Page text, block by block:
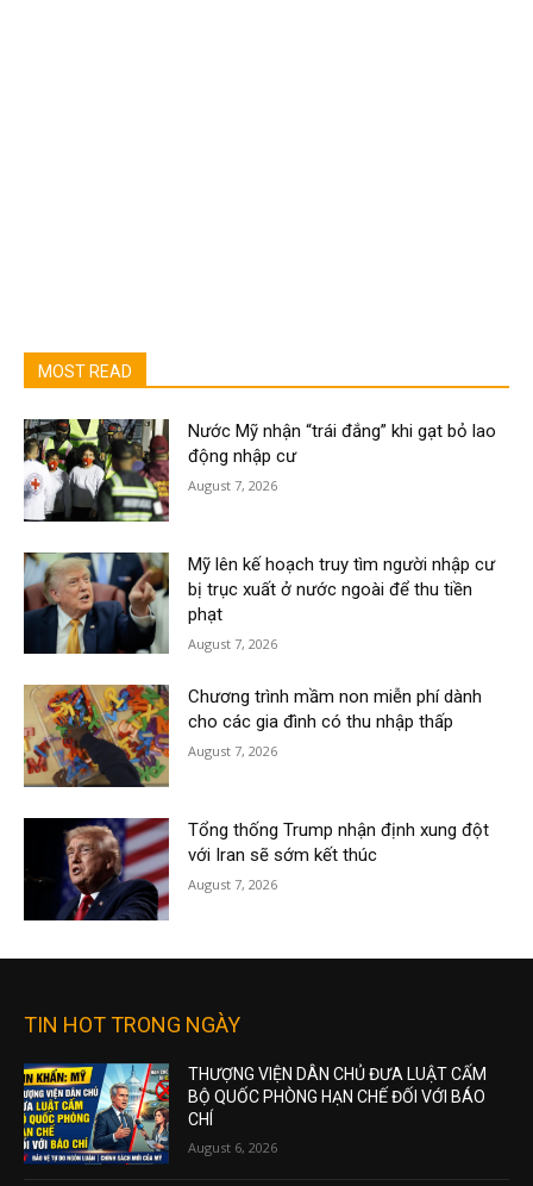
MOST READ
Nước Mỹ nhận “trái đắng” khi gạt bỏ lao
động nhập cư
August 7, 2026
Mỹ lên kế hoạch truy tìm người nhập cư
bị trục xuất ở nước ngoài để thu tiền
phạt
August 7, 2026
Chương trình mầm non miễn phí dành
cho các gia đình có thu nhập thấp
August 7, 2026
Tổng thống Trump nhận định xung đột
với Iran sẽ sớm kết thúc
August 7, 2026
TIN HOT TRONG NGÀY
THƯỢNG VIỆN DÂN CHỦ ĐƯA LUẬT CẤM
BỘ QUỐC PHÒNG HẠN CHẾ ĐỐI VỚI BÁO
CHÍ
August 6, 2026